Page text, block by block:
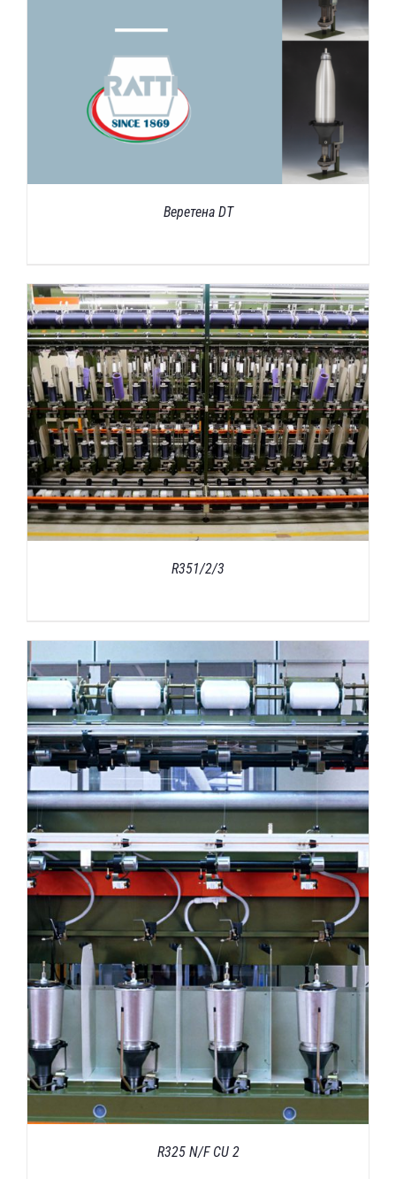
Веретена DT
R351/2/3
R325 N/F CU 2